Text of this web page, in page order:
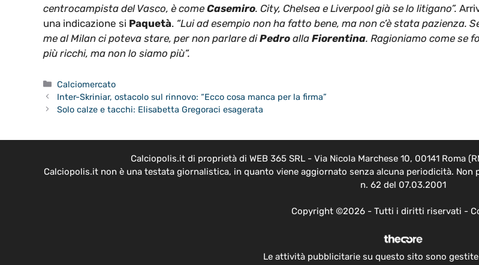
centrocampista del Vasco, è come Casemiro. City, Chelsea e Liverpool già se lo litigano”.
una indicazione si Paquetà. “Lui ad esempio non ha fatto bene, ma non c’è stata pazienza.
me al Milan ci poteva stare, per non parlare diPedro alla Fiorentina. Ragioniamo come se
più ricchi, ma non lo siamo più”.
Categorie
Calciomercato
Inter-Skriniar, ostacolo sul rinnovo: “Ecco cosa manca per la firma”
Solo calze e tacchi: Elisabetta Gregoraci esagerata
Calciopolis.it di proprietà di WEB 365 SRL - Via Nicola Marchese 10, 00141 Roma
Calciopolis.it non è una testata giornalistica, in quanto viene aggiornato senza alcuna periodicità.
n. 62 del 07.03.2001
Copyright ©2026 - Tutti i diritti riservati -
Le attività pubblicitarie su questo sito sono